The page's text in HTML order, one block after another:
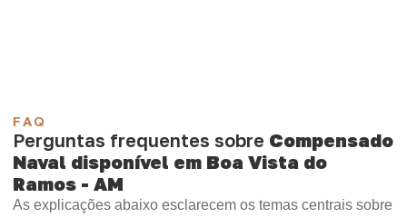
FAQ
Perguntas frequentes sobre Compensado
Naval disponível em Boa Vista do
Ramos - AM
As explicações abaixo esclarecem os temas centrais sobre